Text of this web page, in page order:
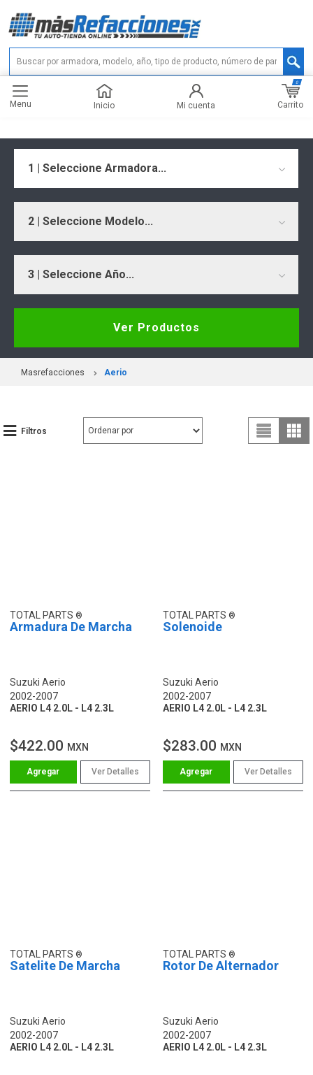
Menu Inicio Mi cuenta Carrito
0
1 | Seleccione Armadora...
2 | Seleccione Modelo...
3 | Seleccione Año...
Ver Productos
Masrefacciones Aerio
Filtros
TOTAL PARTS
Armadura De Marcha
Suzuki Aerio
2002-2007
AERIO L4 2.0L - L4 2.3L
$422.00 MXN
Ver Detalles
TOTAL PARTS
Solenoide
Suzuki Aerio
2002-2007
AERIO L4 2.0L - L4 2.3L
$283.00 MXN
Ver Detalles
TOTAL PARTS
Satelite De Marcha
Suzuki Aerio
2002-2007
AERIO L4 2.0L - L4 2.3L
TOTAL PARTS
Rotor De Alternador
Suzuki Aerio
2002-2007
AERIO L4 2.0L - L4 2.3L